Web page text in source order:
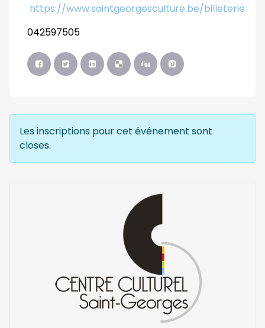
https://www.saintgeorgesculture.be/billeterie
042597505
Les inscriptions pour cet événement sont
closes.